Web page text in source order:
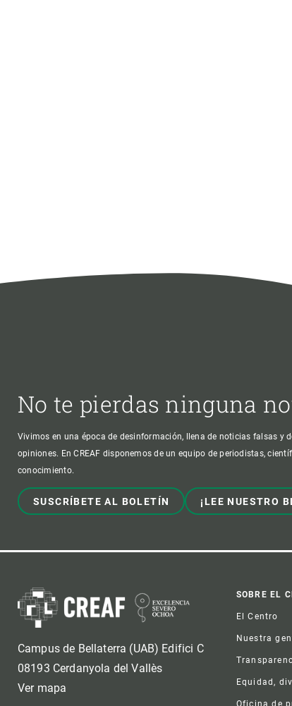
No te pierdas ninguna
Vivimos en una época de desinformación, llena de noticias falsas y
opiniones. En CREAF disponemos de un equipo de periodistas,
conocimiento.
SUSCRÍBETE AL BOLETÍN ¡LEE NUESTRO
Campus de Bellaterra (UAB) Edifici C
08193 Cerdanyola del Vallès
Ver mapa
SOBRE EL
El Centro
Nuestra
Equidad,
Oficina de